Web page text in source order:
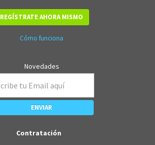
REGÍSTRATE AHORA MISMO
Cómo funciona
Novedades
Contratación